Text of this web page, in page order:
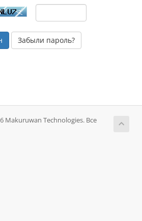
Забыли пароль?
Makuruwan Technologies. Все